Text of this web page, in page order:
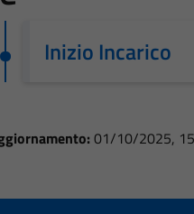
Inizio Incarico
01/10/2025,